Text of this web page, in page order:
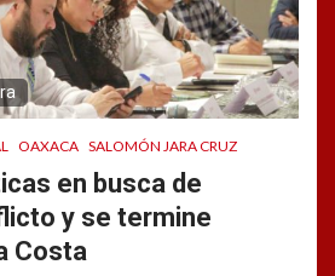
OAXACA SALOMÓN JARA CRUZ
en busca de
y se termine
Costa